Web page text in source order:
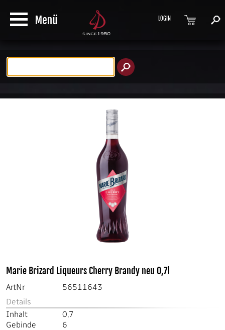
LOGIN
Marie Brizard Liqueurs Cherry Brandy neu 0,7l
ArtNr
56511643
Details
Inhalt
0,7
Gebinde
6